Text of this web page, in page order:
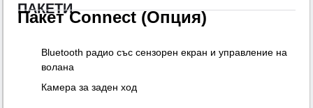
ПАКЕТИ
Пакет Connect (Опция)
Bluetooth радио със сензорен екран и управление на
волана
Камера за заден ход